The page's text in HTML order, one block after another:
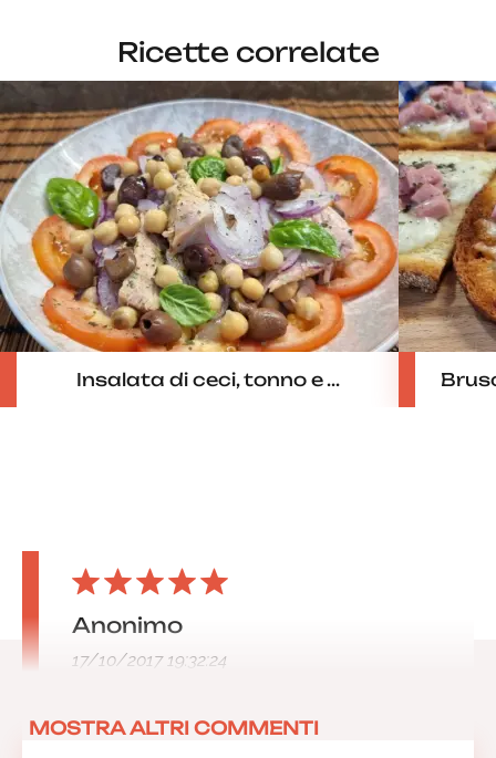
Ricette correlate
Insalata di ceci, tonno e ...
Anonimo
17/10/2017 19:32:24
MOSTRA ALTRI COMMENTI